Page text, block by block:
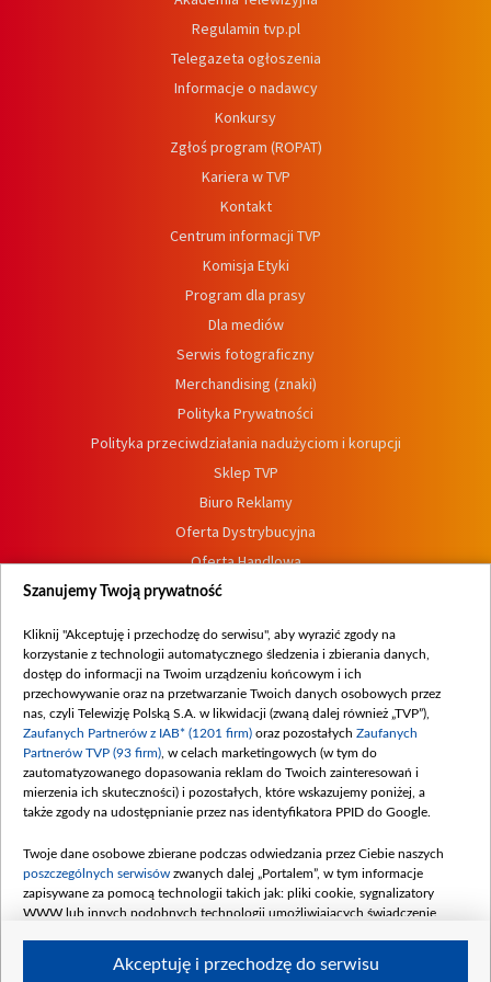
Regulamin tvp.pl
Telegazeta ogłoszenia
Informacje o nadawcy
Konkursy
Zgłoś program (ROPAT)
Kariera w TVP
Kontakt
Centrum informacji TVP
Komisja Etyki
Program dla prasy
Dla mediów
Serwis fotograficzny
Merchandising (znaki)
Polityka Prywatności
Polityka przeciwdziałania nadużyciom i korupcji
Sklep TVP
Biuro Reklamy
Oferta Dystrybucyjna
Oferta Handlowa
Dostępność
Procedura zgłoszeń wewnętrznych
Szanujemy Twoją prywatność
Kliknij "Akceptuję i przechodzę do serwisu", aby wyrazić zgody na
korzystanie z technologii automatycznego śledzenia i zbierania danych,
dostęp do informacji na Twoim urządzeniu końcowym i ich
przechowywanie oraz na przetwarzanie Twoich danych osobowych przez
nas, czyli Telewizję Polską S.A. w likwidacji (zwaną dalej również „TVP”),
Zaufanych Partnerów z IAB* (1201 firm) oraz pozostałych Zaufanych
Partnerów TVP (93 firm) , w celach marketingowych (w tym do
zautomatyzowanego dopasowania reklam do Twoich zainteresowań i
mierzenia ich skuteczności) i pozostałych, które wskazujemy poniżej, a
także zgody na udostępnianie przez nas identyfikatora PPID do Google.
Twoje dane osobowe zbierane podczas odwiedzania przez Ciebie naszych
poszczególnych serwisów zwanych dalej „Portalem”, w tym informacje
zapisywane za pomocą technologii takich jak: pliki cookie, sygnalizatory
WWW lub innych podobnych technologii umożliwiających świadczenie
Akceptuję i przechodzę do serwisu